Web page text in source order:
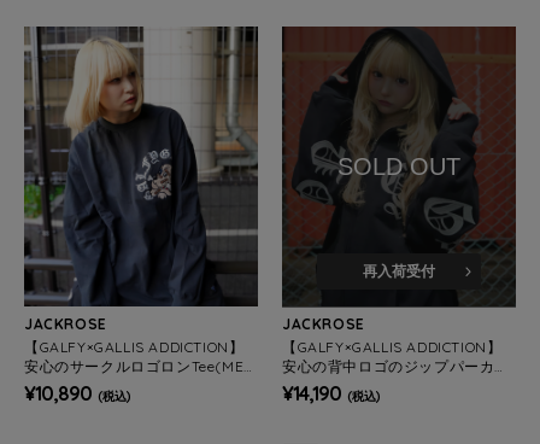
JACKROSE
【GALFY×GALLIS ADDICTION】
安心のサークルロゴロンTee(MEN
S)
¥10,890 (税込)
SOLD OUT
再入荷受付
JACKROSE
【GALFY×GALLIS ADDICTION】
安心の背中ロゴのジップパーカー
(MENS)
¥14,190 (税込)